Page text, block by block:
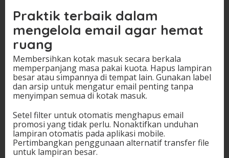
Praktik terbaik dalam
mengelola email agar hemat
ruang
Membersihkan kotak masuk secara berkala
memperpanjang masa pakai kuota. Hapus lampiran
besar atau simpannya di tempat lain. Gunakan label
dan arsip untuk mengatur email penting tanpa
menyimpan semua di kotak masuk.
Setel filter untuk otomatis menghapus email
promosi yang tidak perlu. Nonaktifkan unduhan
lampiran otomatis pada aplikasi mobile.
Pertimbangkan penggunaan alternatif transfer file
untuk lampiran besar.